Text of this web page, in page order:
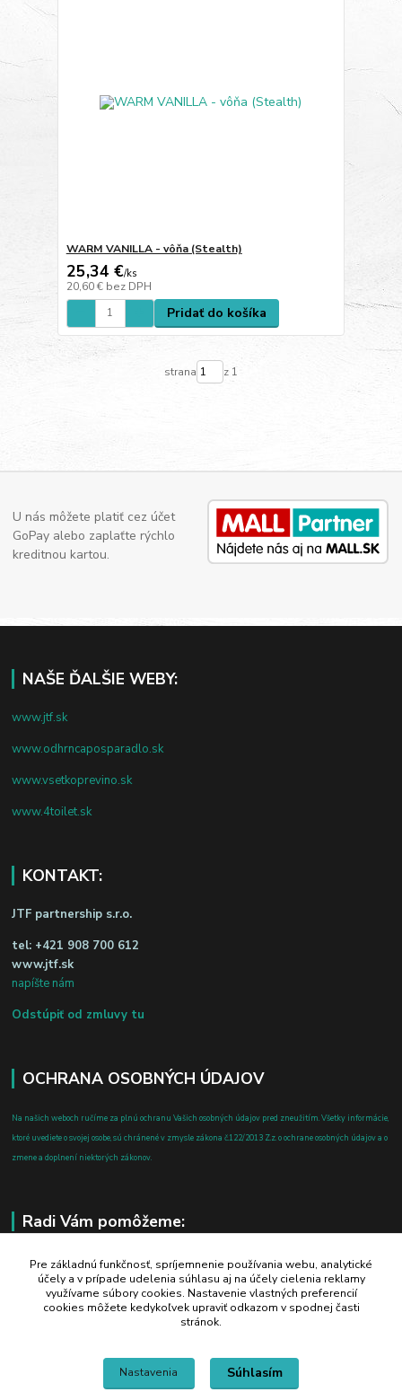
WARM VANILLA - vôňa (Stealth)
25,34 €/ks
20,60 € bez DPH
Pridať do košíka
strana z 1
U nás môžete platiť cez účet
GoPay alebo zaplaťte rýchlo
kreditnou kartou.
NAŠE ĎALŠIE WEBY:
www.jtf.sk
www.odhrncaposparadlo.sk
www.vsetkoprevino.sk
www.4toilet.sk
KONTAKT:
JTF partnership s.r.o.
tel: +421 908 700 612
www.jtf.sk
napíšte nám
Odstúpiť od zmluvy tu
OCHRANA OSOBNÝCH ÚDAJOV
Na našich weboch ručíme za plnú ochranu Vašich osobných údajov pred zneužitím. Všetky informácie,
ktoré uvediete o svojej osobe, sú chránené v zmysle zákona č.122/2013 Z.z. o ochrane osobných údajov a o
zmene a doplnení niektorých zákonov.
Radi Vám pomôžeme:
+421 908 700 612
po-pia: 8.00 - 16.00
business@jtf.sk
Pre základnú funkčnosť, spríjemnenie používania webu, analytické
účely a v prípade udelenia súhlasu aj na účely cielenia reklamy
využívame súbory cookies. Nastavenie vlastných preferencií
cookies môžete kedykoľvek upraviť odkazom v spodnej časti
stránok.
Nastavenia Súhlasím